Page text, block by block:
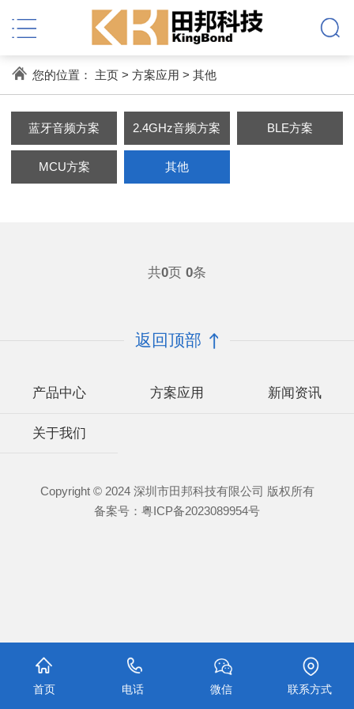
您的位置： 主页> 方案应用 > 其他
蓝牙音频方案 2.4GHz音频方案 BLE方案
MCU方案 其他
共0页 0条
返回顶部
产品中心 方案应用 新闻资讯
关于我们
Copyright © 2024 深圳市田邦科技有限公司 版权所有
备案号： 粤ICP备2023089954号
首页 电话 微信 联系方式